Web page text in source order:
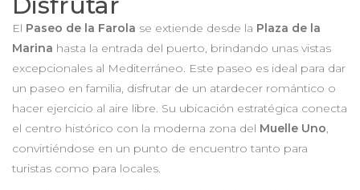
El Paseo de la Farola se extiende desde la Plaza de la
Marina hasta la entrada del puerto, brindando unas vistas
excepcionales al Mediterráneo. Este paseo es ideal para dar
un paseo en familia, disfrutar de un atardecer romántico o
hacer ejercicio al aire libre. Su ubicación estratégica conecta
el centro histórico con la moderna zona del Muelle Uno,
convirtiéndose en un punto de encuentro tanto para
turistas como para locales.